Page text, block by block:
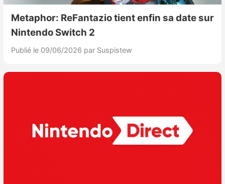
Metaphor: ReFantazio tient enfin sa date sur
Nintendo Switch 2
Publié le 09/06/2026 par Suspistew